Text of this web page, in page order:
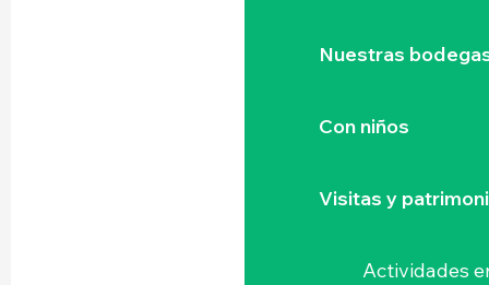
Nuestras
Con niños
Visitas y
Actividades